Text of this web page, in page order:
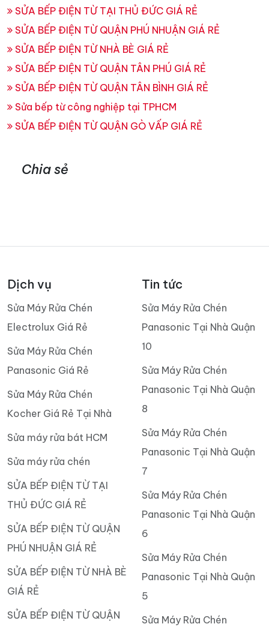
SỬA BẾP ĐIỆN TỪ TẠI THỦ ĐỨC GIÁ RẺ
SỬA BẾP ĐIỆN TỪ QUẬN PHÚ NHUẬN GIÁ RẺ
SỬA BẾP ĐIỆN TỪ NHÀ BÈ GIÁ RẺ
SỬA BẾP ĐIỆN TỪ QUẬN TÂN PHÚ GIÁ RẺ
SỬA BẾP ĐIỆN TỪ QUẬN TÂN BÌNH GIÁ RẺ
Sửa bếp từ công nghiệp tại TPHCM
SỬA BẾP ĐIỆN TỪ QUẬN GÒ VẤP GIÁ RẺ
Chia sẻ
Dịch vụ
Sửa Máy Rửa Chén
Electrolux Giá Rẻ
Sửa Máy Rửa Chén
Panasonic Giá Rẻ
Sửa Máy Rửa Chén
Kocher Giá Rẻ Tại Nhà
Sửa máy rửa bát HCM
Sửa máy rửa chén
SỬA BẾP ĐIỆN TỪ TẠI
THỦ ĐỨC GIÁ RẺ
SỬA BẾP ĐIỆN TỪ QUẬN
PHÚ NHUẬN GIÁ RẺ
SỬA BẾP ĐIỆN TỪ NHÀ BÈ
GIÁ RẺ
SỬA BẾP ĐIỆN TỪ QUẬN
Tin tức
Sửa Máy Rửa Chén
Panasonic Tại Nhà Quận
10
Sửa Máy Rửa Chén
Panasonic Tại Nhà Quận
8
Sửa Máy Rửa Chén
Panasonic Tại Nhà Quận
7
Sửa Máy Rửa Chén
Panasonic Tại Nhà Quận
6
Sửa Máy Rửa Chén
Panasonic Tại Nhà Quận
5
Sửa Máy Rửa Chén